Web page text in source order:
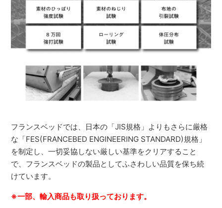
フランスベッドでは、日本の「JIS規格」よりもさらに厳格
な「FES(FRANCEBED ENGINEERING STANDARD)規格」
を制定し、一切妥協しない厳しい基準をクリアすること
で、フランスベッドの製品としてふさわしい品質を保ち続
けています。
※一部、輸入商品も取り扱っております。